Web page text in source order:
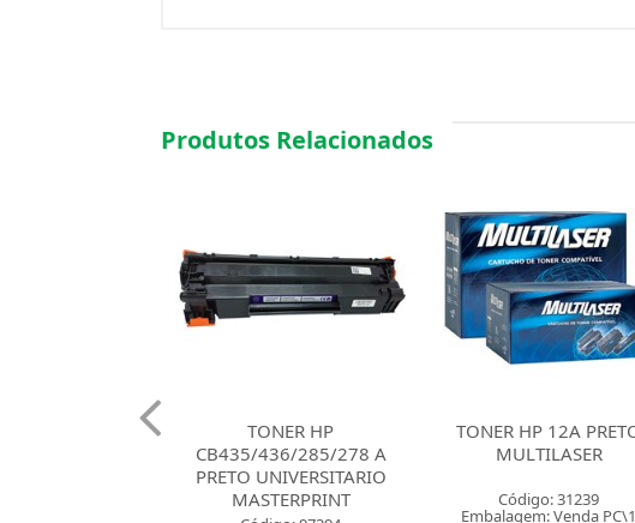
Produtos Relacionados
TONER HP 12A PRETO
MULTILASER
Código: 31239
Embalagem: Venda PC\1
TONER HP Q2612-A
PRETO MASTERPRINT
Código: 25423
Embalagem: Venda PC\1